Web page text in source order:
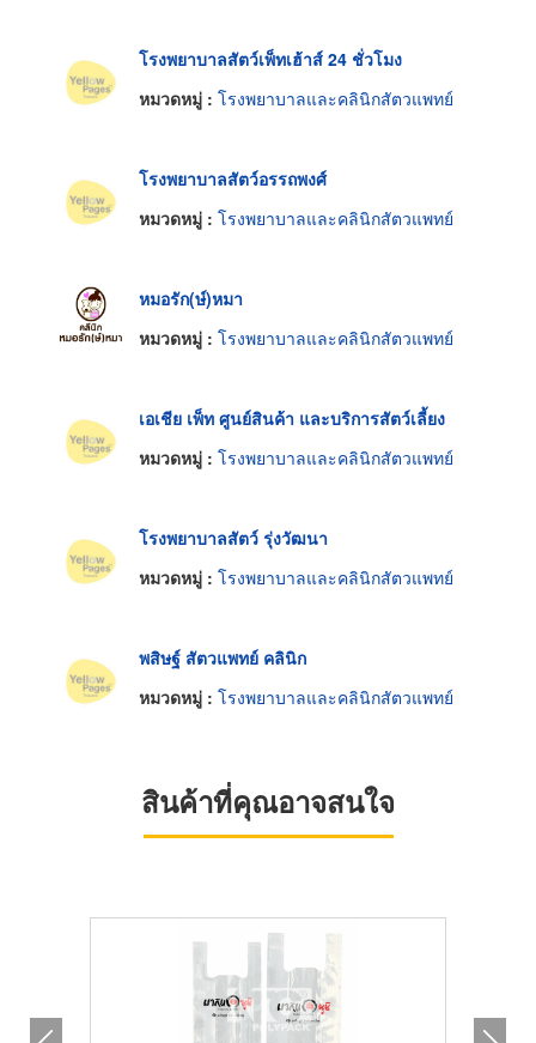
โรงพยาบาลสัตว์เพ็ทเฮ้าส์ 24 ชั่วโมง
หมวดหมู่ : โรงพยาบาลและคลินิกสัตวแพทย์
โรงพยาบาลสัตว์อรรถพงศ์
หมวดหมู่ : โรงพยาบาลและคลินิกสัตวแพทย์
หมอรัก(ษ์)หมา
หมวดหมู่ : โรงพยาบาลและคลินิกสัตวแพทย์
เอเชีย เพ็ท ศูนย์สินค้า และบริการสัตว์เลี้ยง
หมวดหมู่ : โรงพยาบาลและคลินิกสัตวแพทย์
โรงพยาบาลสัตว์ รุ่งวัฒนา
หมวดหมู่ : โรงพยาบาลและคลินิกสัตวแพทย์
พสิษฐ์ สัตวแพทย์ คลินิก
หมวดหมู่ : โรงพยาบาลและคลินิกสัตวแพทย์
สินค้าที่คุณอาจสนใจ